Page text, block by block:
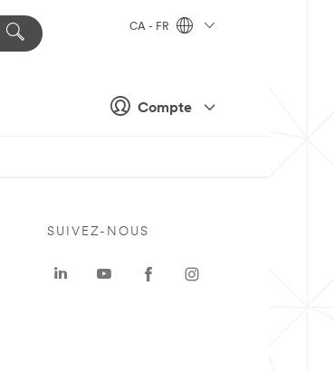
Compte
CA - FR
SUIVEZ-NOUS